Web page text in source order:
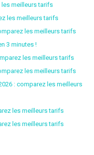
les meilleurs tarifs
les meilleurs tarifs
les meilleurs tarifs
3 minutes !
les meilleurs tarifs
les meilleurs tarifs
: comparez les meilleurs
les meilleurs tarifs
les meilleurs tarifs